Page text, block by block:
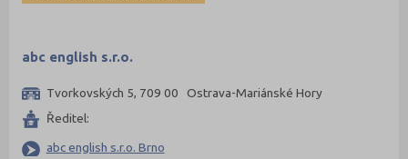
Most (2)
Náchod (7)
Nový Jičín (4)
Nymburk (4)
abc english s.r.o.
Tvorkovských 5, 709 00 Ostrava-Mariánské Hory
Ředitel:
abc english s.r.o. Brno